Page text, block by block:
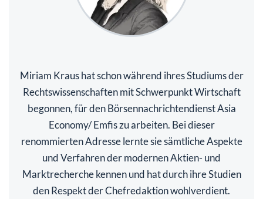
Miriam Kraus hat schon während ihres Studiums der
Rechtswissenschaften mit Schwerpunkt Wirtschaft
begonnen, für den Börsennachrichtendienst Asia
Economy/ Emfis zu arbeiten. Bei dieser
renommierten Adresse lernte sie sämtliche Aspekte
und Verfahren der modernen Aktien- und
Marktrecherche kennen und hat durch ihre Studien
den Respekt der Chefredaktion wohlverdient.